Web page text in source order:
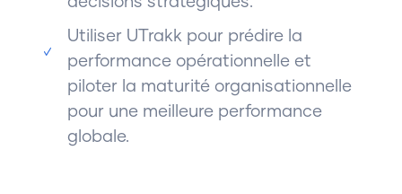
Utiliser UTrakk pour prédire la
performance opérationnelle et
piloter la maturité organisationnelle
pour une meilleure performance
globale.